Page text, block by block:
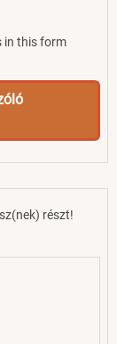
in this form
részt!